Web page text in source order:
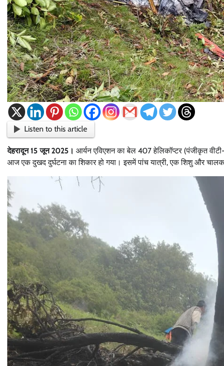
Listen to this article
देहरादून 15 जून 2025। आर्यन एविएशन का बेल 407 हेलिकॉप्‍टर (पंजीकृत वीटी-
आज एक दुखद दुर्घटना का शिकार हो गया। इसमें पांच यात्री, एक शिशु और